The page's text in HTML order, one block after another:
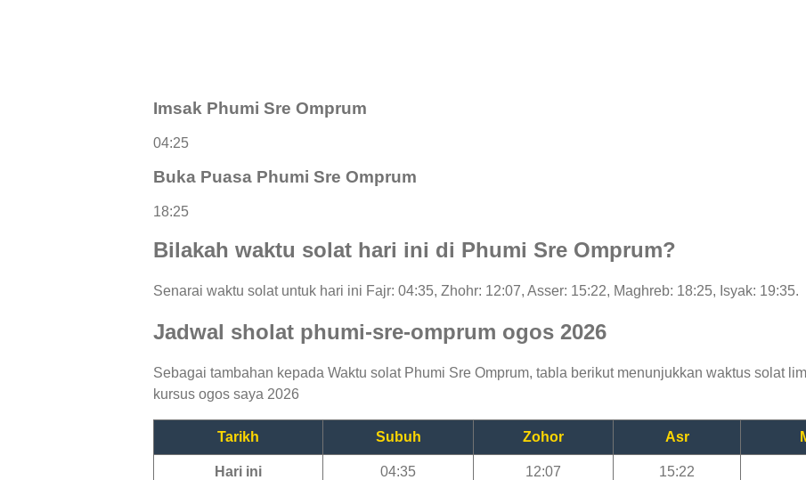
Imsak Phumi Sre Omprum
04:25
Buka Puasa Phumi Sre Omprum
18:25
Bilakah waktu solat hari ini di Phumi Sre Omprum?
Senarai waktu solat untuk hari ini Fajr: 04:35, Zhohr: 12:07, Asser: 15:22, Maghreb: 18:25, Isyak: 19:35.
Jadwal sholat phumi-sre-omprum ogos 2026
Sebagai tambahan kepada Waktu solat Phumi Sre Omprum, tabla berikut menunjukkan waktus solat
kursus ogos saya 2026
Tarikh Subuh Zohor Asr
Hari ini 04:35 12:07 15:22